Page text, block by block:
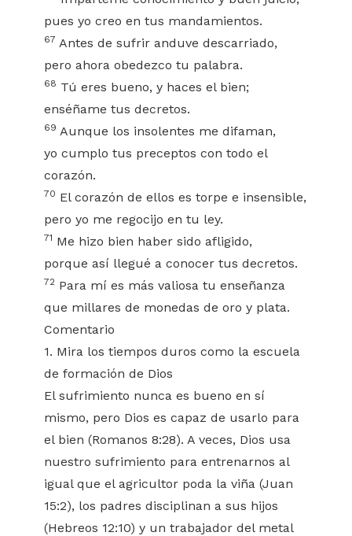
pues yo creo en tus mandamientos.
67 Antes de sufrir anduve descarriado,
pero ahora obedezco tu palabra.
68 Tú eres bueno, y haces el bien;
enséñame tus decretos.
69 Aunque los insolentes me difaman,
yo cumplo tus preceptos con todo el
corazón.
70 El corazón de ellos es torpe e insensible,
pero yo me regocijo en tu ley.
71 Me hizo bien haber sido afligido,
porque así llegué a conocer tus decretos.
72 Para mí es más valiosa tu enseñanza
que millares de monedas de oro y plata.
Comentario
1. Mira los tiempos duros como la escuela
de formación de Dios
El sufrimiento nunca es bueno en sí
mismo, pero Dios es capaz de usarlo para
el bien (Romanos 8:28). A veces, Dios usa
nuestro sufrimiento para entrenarnos al
igual que el agricultor poda la viña (Juan
15:2), los padres disciplinan a sus hijos
(Hebreos 12:10) y un trabajador del metal